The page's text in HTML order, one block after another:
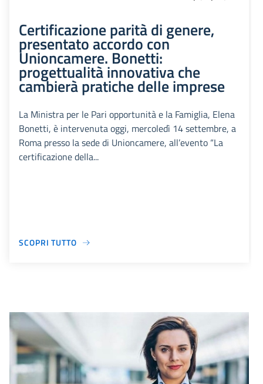
Certificazione parità di genere,
presentato accordo con
Unioncamere. Bonetti:
progettualità innovativa che
cambierà pratiche delle imprese
La Ministra per le Pari opportunità e la Famiglia, Elena
Bonetti, è intervenuta oggi, mercoledì 14 settembre, a
Roma presso la sede di Unioncamere, all’evento “La
certificazione della...
SCOPRI TUTTO